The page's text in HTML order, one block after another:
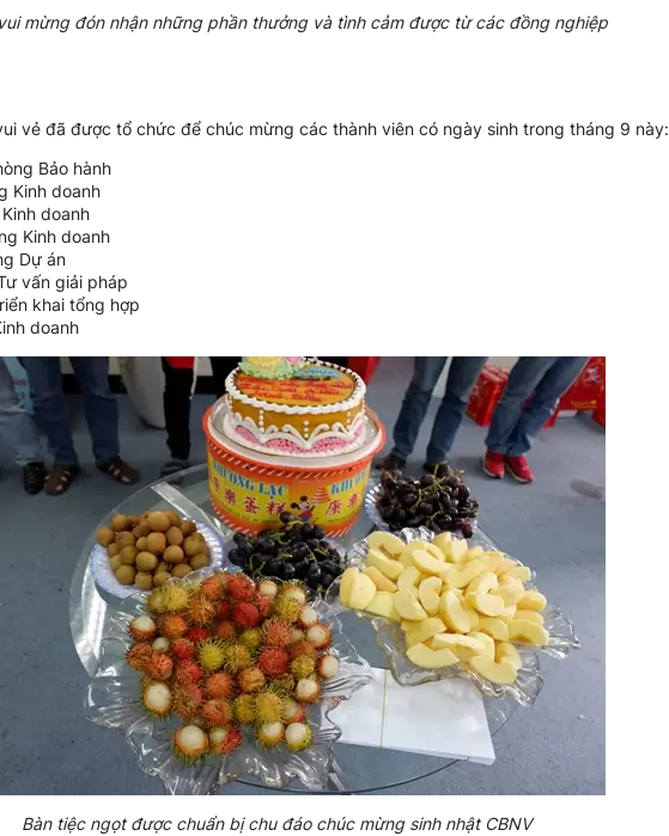
mừng đón nhận những phần thưởng và tình cảm được từ các đồng nghiệp
vẻ đã được tổ chức để chúc mừng các thành viên có ngày sinh trong tháng 9 này:
Bảo hành
Kinh doanh
doanh
Kinh doanh
Dự án
vấn giải pháp
khai tổng hợp
doanh
Bàn tiệc ngọt được chuẩn bị chu đáo chúc mừng sinh nhật CBNV